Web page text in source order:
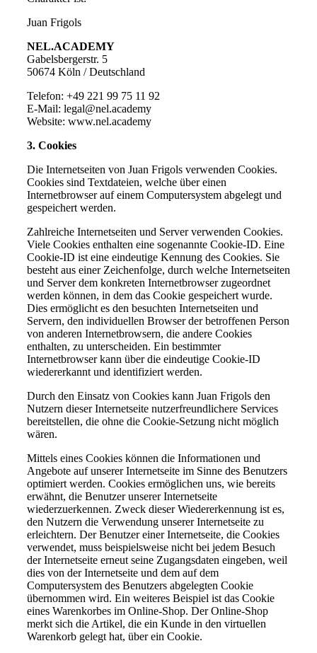
Juan Frigols
NEL.ACADEMY
Gabelsbergerstr. 5
50674 Köln / Deutschland
Telefon: +49 221 99 75 11 92
E-Mail: legal@nel.academy
Website: www.nel.academy
3. Cookies
Die Internetseiten von Juan Frigols verwenden Cookies.
Cookies sind Textdateien, welche über einen
Internetbrowser auf einem Computersystem abgelegt und
gespeichert werden.
Zahlreiche Internetseiten und Server verwenden Cookies.
Viele Cookies enthalten eine sogenannte Cookie-ID. Eine
Cookie-ID ist eine eindeutige Kennung des Cookies. Sie
besteht aus einer Zeichenfolge, durch welche Internetseiten
und Server dem konkreten Internetbrowser zugeordnet
werden können, in dem das Cookie gespeichert wurde.
Dies ermöglicht es den besuchten Internetseiten und
Servern, den individuellen Browser der betroffenen Person
von anderen Internetbrowsern, die andere Cookies
enthalten, zu unterscheiden. Ein bestimmter
Internetbrowser kann über die eindeutige Cookie-ID
wiedererkannt und identifiziert werden.
Durch den Einsatz von Cookies kann Juan Frigols den
Nutzern dieser Internetseite nutzerfreundlichere Services
bereitstellen, die ohne die Cookie-Setzung nicht möglich
wären.
Mittels eines Cookies können die Informationen und
Angebote auf unserer Internetseite im Sinne des Benutzers
optimiert werden. Cookies ermöglichen uns, wie bereits
erwähnt, die Benutzer unserer Internetseite
wiederzuerkennen. Zweck dieser Wiedererkennung ist es,
den Nutzern die Verwendung unserer Internetseite zu
erleichtern. Der Benutzer einer Internetseite, die Cookies
verwendet, muss beispielsweise nicht bei jedem Besuch
der Internetseite erneut seine Zugangsdaten eingeben, weil
dies von der Internetseite und dem auf dem
Computersystem des Benutzers abgelegten Cookie
übernommen wird. Ein weiteres Beispiel ist das Cookie
eines Warenkorbes im Online-Shop. Der Online-Shop
merkt sich die Artikel, die ein Kunde in den virtuellen
Warenkorb gelegt hat, über ein Cookie.